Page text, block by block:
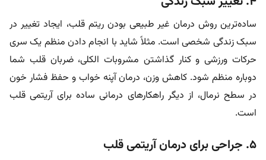
ساده‌ترین روش درمان غیر طبیعی بودن ریتم قلب، ایجاد تغییر در
سبک زندگی شخصی است. مثلاً شاید با انجام دادن منظم یک سری
حرکات ورزشی و کنار گذاشتن مشروبات الکلی، ضربان قلب شما
دوباره منظم شود. کاهش وزن، درمان آپنه خواب و حفظ فشار خون
در سطح نرمال، از دیگر راهکار‌های درمانی ساده برای آریتمی قلب
است.
۵. جراحی برای درمان آریتمی قلب